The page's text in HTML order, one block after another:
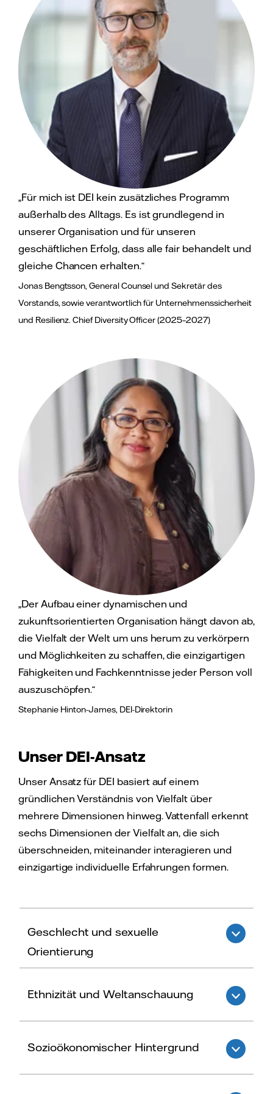
„Für mich ist DEI kein zusätzliches Programm
außerhalb des Alltags. Es ist grundlegend in
unserer Organisation und für unseren
geschäftlichen Erfolg, dass alle fair behandelt und
gleiche Chancen erhalten.“
Jonas Bengtsson, General Counsel und Sekretär des
Vorstands, sowie verantwortlich für Unternehmenssicherheit
und Resilienz. Chief Diversity Officer (2025–2027)
„Der Aufbau einer dynamischen und
zukunftsorientierten Organisation hängt davon ab,
die Vielfalt der Welt um uns herum zu verkörpern
und Möglichkeiten zu schaffen, die einzigartigen
Fähigkeiten und Fachkenntnisse jeder Person voll
auszuschöpfen.“
Stephanie Hinton-James, DEI-Direktorin
Unser DEI-Ansatz
Unser Ansatz für DEI basiert auf einem
gründlichen Verständnis von Vielfalt über
mehrere Dimensionen hinweg. Vattenfall erkennt
sechs Dimensionen der Vielfalt an, die sich
überschneiden, miteinander interagieren und
einzigartige individuelle Erfahrungen formen.
Geschlecht und sexuelle
Orientierung
Respekt für alle Geschlechtsidentitäten und
sexuellen Orientierungen sowie Förderung
unabhängig von Geschlecht oder sexueller
Ethnizität und Weltanschauung
Kulturelle und ethnische Vielfalt wird
hochgeschätzt, da sie einzigartige
Sozioökonomischer Hintergrund